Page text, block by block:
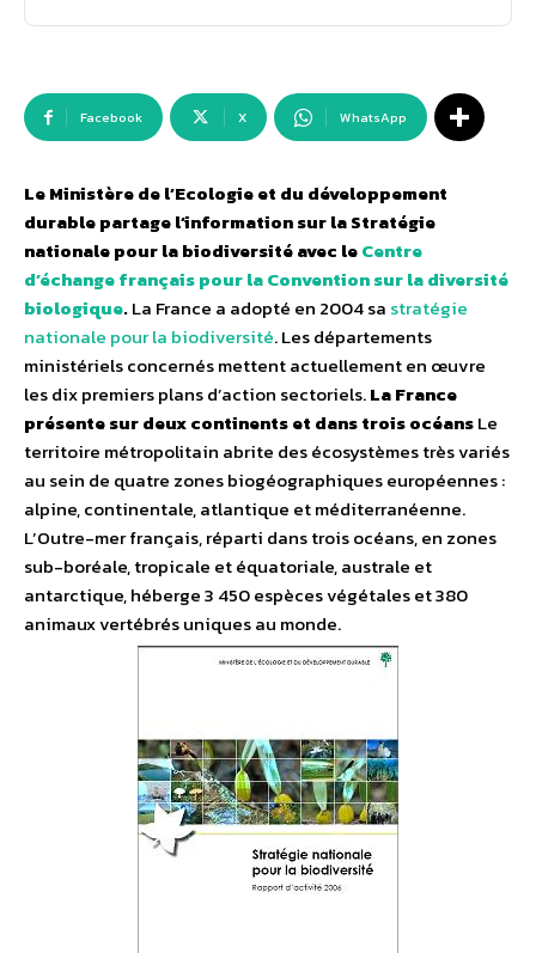
Facebook X WhatsApp
Le Ministère de l’Ecologie et du développement
durable partage l’information sur la Stratégie
nationale pour la biodiversité avec leCentre
d’échange français pour la Convention sur la diversité
biologique.La France a adopté en 2004 sa stratégie
nationale pour la biodiversité. Les départements
ministériels concernés mettent actuellement en œuvre
les dix premiers plans d’action sectoriels.La France
présente sur deux continents et dans trois océansLe
territoire métropolitain abrite des écosystèmes très variés
au sein de quatre zones biogéographiques européennes :
alpine, continentale, atlantique et méditerranéenne.
L’Outre-mer français, réparti dans trois océans, en zones
sub-boréale, tropicale et équatoriale, australe et
antarctique, héberge 3 450 espèces végétales et 380
animaux vertébrés uniques au monde.